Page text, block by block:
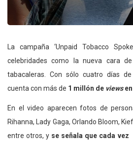
La campaña ‘Unpaid Tobacco
celebridades como la nueva cara
tabacaleras. Con sólo cuatro días
cuenta con más de 1 millón de viewsen
En el video aparecen fotos de
Rihanna, Lady Gaga, Orlando Bloom,
entre otros, y se señala que cada